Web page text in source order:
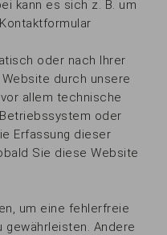
kann es sich z. B. um
oder nach Ihrer
durch unsere
allem technische
oder
Erfassung dieser
Sie diese Website
um eine fehlerfreie
Andere